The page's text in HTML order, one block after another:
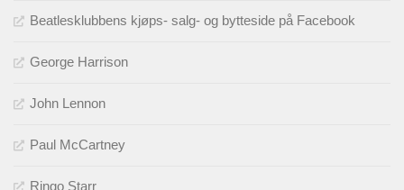
Beatlesklubbens kjøps- salg- og bytteside på Facebook
George Harrison
John Lennon
Paul McCartney
Ringo Starr